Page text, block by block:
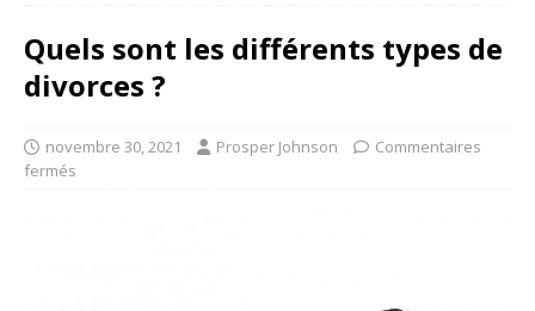
Quels sont les différents types de
divorces ?
novembre 30, 2021 Prosper Johnson
Commentaires
fermés